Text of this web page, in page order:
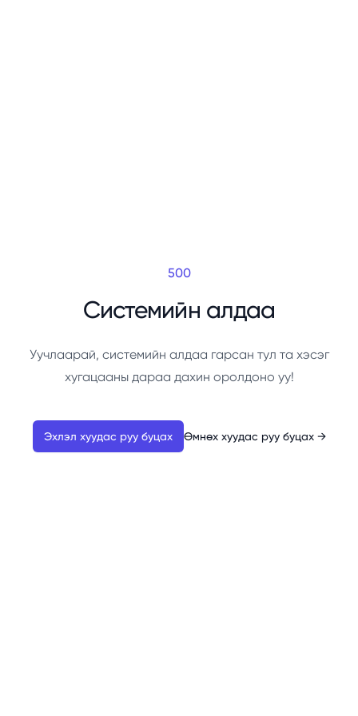
500
Системийн алдаа
Уучлаарай, системийн алдаа гарсан тул та хэсэг
хугацааны дараа дахин оролдоно уу!
Эхлэл хуудас руу буцах Өмнөх хуудас руу буцах →